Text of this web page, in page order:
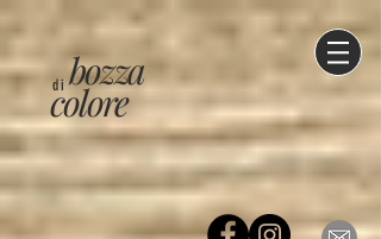
di
colore
bozza